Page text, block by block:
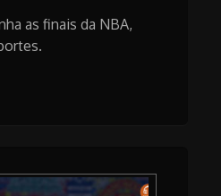
as finais da NBA,